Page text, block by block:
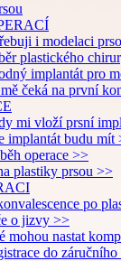
i modelaci
plastického
implantát pro
čeká na první
mi vloží prsní
implantát budu mít
operace >>
plastiky prsou >>
po
o jizvy >>
mohou nastat
do